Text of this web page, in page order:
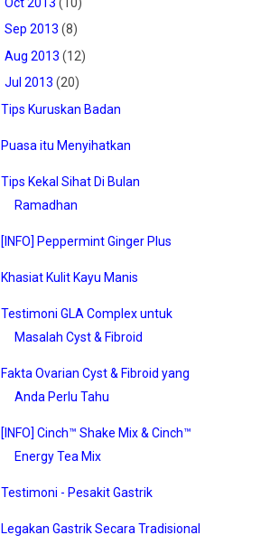
Sep 2013 (8)
Aug 2013 (12)
Jul 2013 (20)
Tips Kuruskan Badan
Puasa itu Menyihatkan
Tips Kekal Sihat Di Bulan
Ramadhan
[INFO] Peppermint Ginger Plus
Khasiat Kulit Kayu Manis
Testimoni GLA Complex untuk
Masalah Cyst & Fibroid
Fakta Ovarian Cyst & Fibroid yang
Anda Perlu Tahu
[INFO] Cinch™ Shake Mix & Cinch™
Energy Tea Mix
Testimoni - Pesakit Gastrik
Legakan Gastrik Secara Tradisional